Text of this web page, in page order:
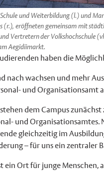
und Weiterbildung (l.) und
(r.), eröffneten gemeinsam mit
Vertretern der Volkshochschule
Aegidiimarkt.
haben die
nach wachsen und mehr
und Organisationsamt
dem Campus
und
gleichzeitig im
– für uns ein zentraler
ein Ort für junge